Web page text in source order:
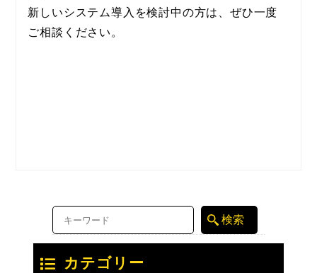
新しいシステム導入を検討中の方は、ぜひ一度
ご相談ください。
カテゴリー